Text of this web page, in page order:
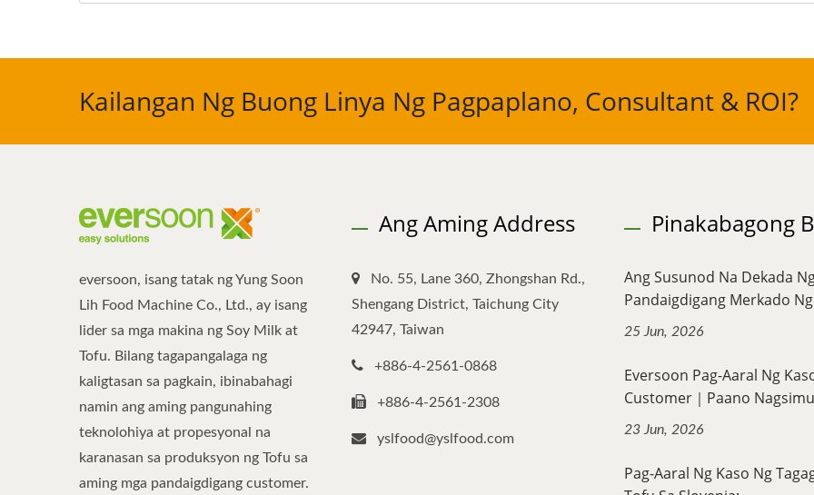
Kailangan Ng Buong Linya Ng Pagpaplano, Consultant & ROI?
eversoon, isang tatak ng Yung Soon
Lih Food Machine Co., Ltd., ay isang
lider sa mga makina ng Soy Milk at
Tofu. Bilang tagapangalaga ng
kaligtasan sa pagkain, ibinabahagi
namin ang aming pangunahing
teknolohiya at propesyonal na
karanasan sa produksyon ng Tofu sa
aming mga pandaigdigang customer.
Ang Aming Address
No. 55, Lane 360, Zhongshan Rd.,
Shengang District, Taichung City
42947, Taiwan
+886-4-2561-0868
+886-4-2561-2308
yslfood@yslfood.com
Pinakabagong
Ang Susunod Na Dekada
Pandaigdigang Merkado
25 Jun, 2026
Eversoon Pag-Aaral Ng
Customer｜Paano
23 Jun, 2026
Pag-Aaral Ng Kaso Ng